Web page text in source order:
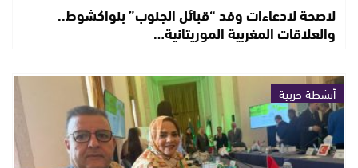
لاصحة لادعاءات وفد “قبائل الجنوب” بنواكشوط..
والعلاقات المغربية الموريتانية…
أنشطة حزبية